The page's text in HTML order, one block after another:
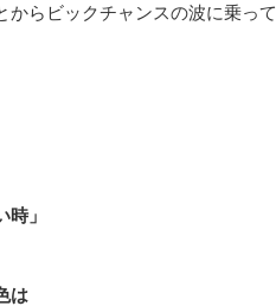
らビックチャンスの波に乗っ
」
は